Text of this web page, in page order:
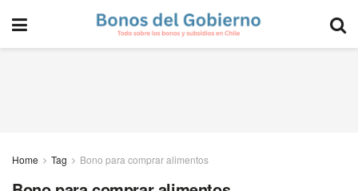
Home Tag Bono para comprar alimentos